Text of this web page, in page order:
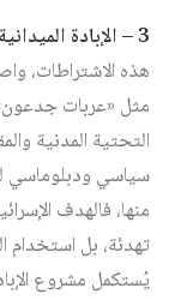
3 – الإبادة الميدانية بوصفها هدفًا فوق التفاوض
هذه الاشتراطات،
مثل «عربات
التحتية المدنية
سياسي ودبلوماسي
منها، فالهدف
تهدئة، بل استخدام
يُستكمل مشروع